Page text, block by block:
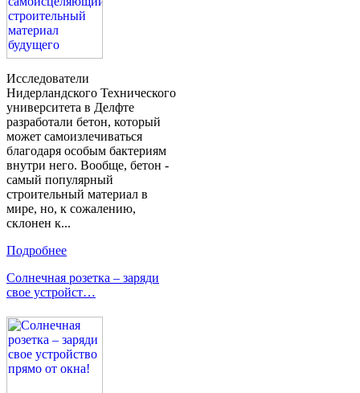
Исследователи
Нидерландского Технического
университета в Делфте
разработали бетон, который
может самоизлечиваться
благодаря особым бактериям
внутри него. Вообще, бетон -
самый популярный
строительный материал в
мире, но, к сожалению,
склонен к...
Подробнее
Солнечная розетка – заряди
свое устройст…